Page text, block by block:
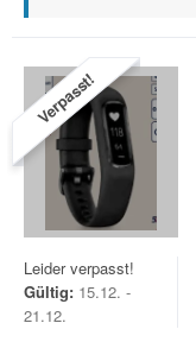
Verpasst!
Leider verpasst!
Gültig: 15.12. -
21.12.